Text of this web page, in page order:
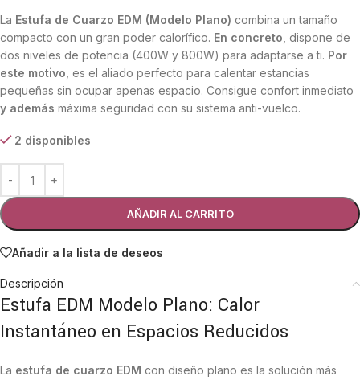
La Estufa de Cuarzo EDM (Modelo Plano) combina un tamaño
compacto con un gran poder calorífico. En concreto , dispone de
dos niveles de potencia (400W y 800W) para adaptarse a ti. Por
este motivo , es el aliado perfecto para calentar estancias
pequeñas sin ocupar apenas espacio. Consigue confort inmediato
y además máxima seguridad con su sistema anti-vuelco.
2 disponibles
AÑADIR AL CARRITO
Añadir a la lista de deseos
Descripción
Estufa EDM Modelo Plano: Calor
Instantáneo en Espacios Reducidos
La estufa de cuarzo EDM con diseño plano es la solución más